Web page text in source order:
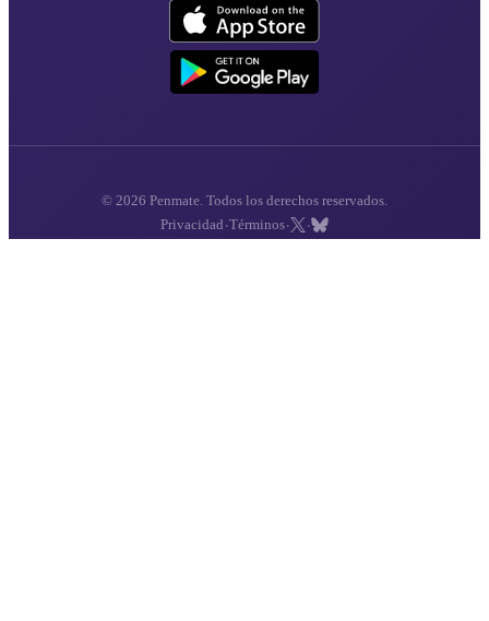
© 2026 Penmate. Todos los derechos reservados.
Privacidad ·Términos· ·